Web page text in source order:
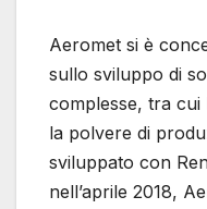
Aeromet si è
sullo sviluppo di
complesse, tra cui
la polvere di
sviluppato con
nell’aprile 2018,